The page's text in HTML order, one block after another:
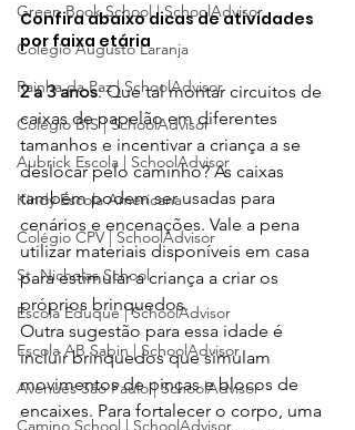
Green Book School | SchoolAdvisor
Colégio Augusto Laranja
Rainha da Paz | SchoolAdvisor
Colégio BIS | SchoolAdvisor
Aubrick Escola | SchoolAdvisor
Kindy Escola Americana
Colégio CPV | SchoolAdvisor
St. Nicholas School
Escola Eduque | SchoolAdvisor
Escola AB Sabin | SchoolAdvisor
Avenues São Paulo | SchoolAdvisor
Camino School | SchoolAdvisor
Confira abaixo dicas de atividades
por faixa etária
2 a 3 anos: Que tal montar circuitos de
caixas de papelão em diferentes
tamanhos e incentivar a criança a se
deslocar pelo caminho? As caixas
também podem ser usadas para
cenários e encenações. Vale a pena
utilizar materiais disponíveis em casa
para estimular a criança a criar os
próprios brinquedos.
Outra sugestão para essa idade é
incluir brinquedos que simulam
movimentos de pinças e blocos de
encaixes. Para fortalecer o corpo, uma